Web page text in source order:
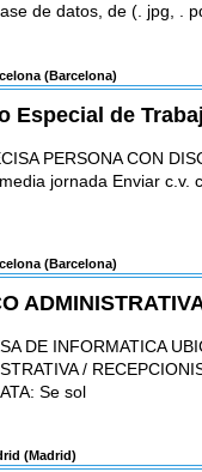
de datos, de (. jpg, .
(Barcelona)
Especial de
PERSONA CON
jornada Enviar c.v.
(Barcelona)
DE INFORMATICA
/
Se sol
(Madrid)